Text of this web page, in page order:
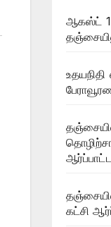
ஆகஸ்ட்
கட்சி